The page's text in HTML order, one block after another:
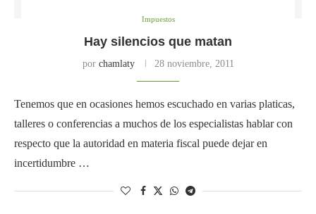
Impuestos
Hay silencios que matan
por chamlaty 28 noviembre, 2011
Tenemos que en ocasiones hemos escuchado en varias platicas,
talleres o conferencias a muchos de los especialistas hablar con
respecto que la autoridad en materia fiscal puede dejar en
incertidumbre …